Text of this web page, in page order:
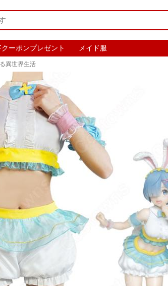
ーポンプレゼント メイド服
異世界生活